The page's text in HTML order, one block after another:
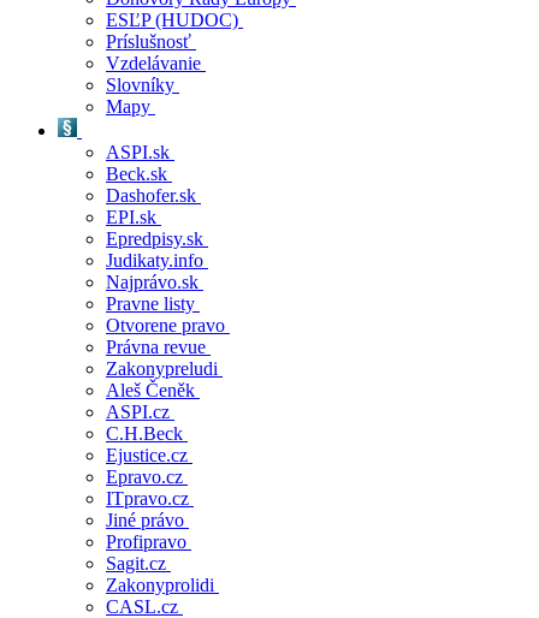
ESĽP (HUDOC)
Príslušnosť
Vzdelávanie
Slovníky
Mapy
ASPI.sk
Beck.sk
Dashofer.sk
EPI.sk
Epredpisy.sk
Judikaty.info
Najprávo.sk
Pravne listy
Otvorene pravo
Právna revue
Zakonypreludi
Aleš Čeněk
ASPI.cz
C.H.Beck
Ejustice.cz
Epravo.cz
ITpravo.cz
Jiné právo
Profipravo
Sagit.cz
Zakonyprolidi
CASL.cz